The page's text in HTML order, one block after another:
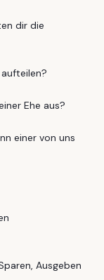
dir die
Ehe aus?
einer von uns
Ausgeben